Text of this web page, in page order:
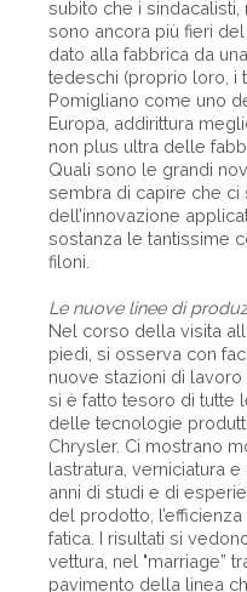
subito che i sindacalisti,
sono ancora più fieri
dato alla fabbrica da
tedeschi (proprio loro, i
Pomigliano come uno
Europa, addirittura
non plus ultra delle
Quali sono le grandi
sembra di capire che ci
dell’innovazione
sostanza le tantissime
filoni.
Le nuove linee di
Nel corso della visita
piedi, si osserva con
nuove stazioni di
si è fatto tesoro di tutte
delle tecnologie
Chrysler. Ci mostrano
lastratura, verniciatura
anni di studi e di
del prodotto,
fatica. I risultati si
vettura, nel "marriage”
pavimento della linea